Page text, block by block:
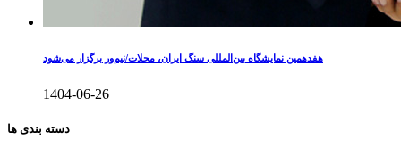
هفدهمین نمایشگاه بین‌المللی سنگ ایران، محلات/نیم‌ور برگزار می‌شود
1404-06-26
دسته بندی ها